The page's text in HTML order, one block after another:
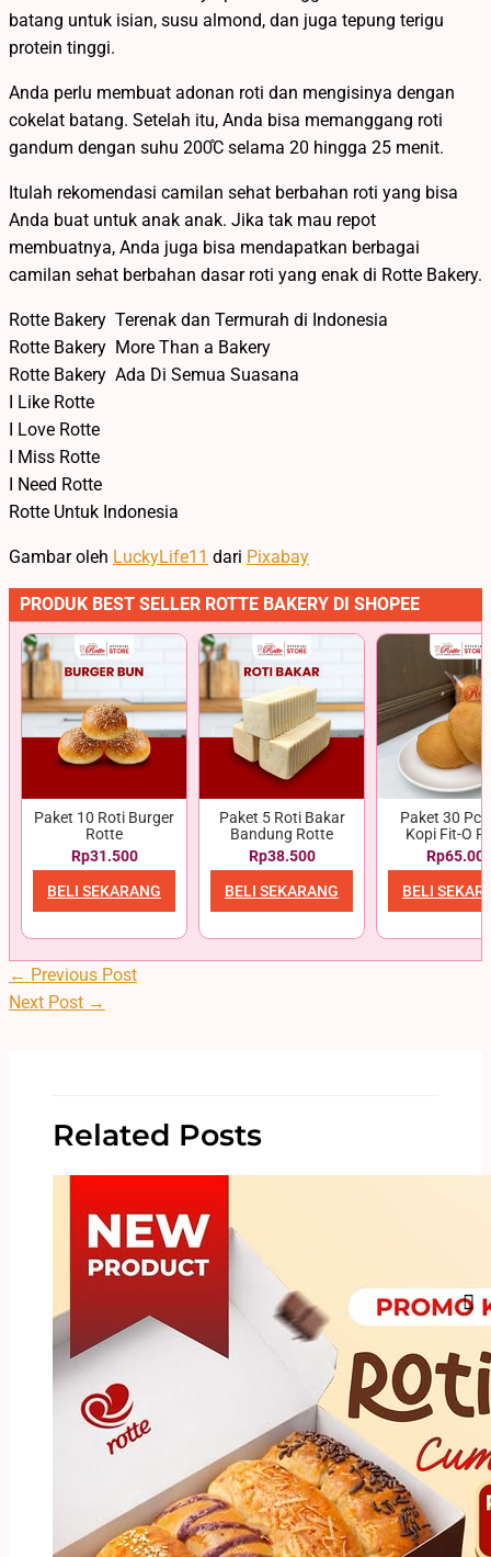
batang untuk isian, susu almond, dan juga tepung terigu
protein tinggi.
Anda perlu membuat adonan roti dan mengisinya dengan
cokelat batang. Setelah itu, Anda bisa memanggang roti
gandum dengan suhu 200̊C selama 20 hingga 25 menit.
Itulah rekomendasi camilan sehat berbahan roti yang bisa
Anda buat untuk anak anak. Jika tak mau repot
membuatnya, Anda juga bisa mendapatkan berbagai
camilan sehat berbahan dasar roti yang enak di Rotte Bakery.
Rotte Bakery ­ Terenak dan Termurah di Indonesia
Rotte Bakery ­ More Than a Bakery
Rotte Bakery ­ Ada Di Semua Suasana
I Like Rotte
I Love Rotte
I Miss Rotte
I Need Rotte
Rotte Untuk Indonesia
Gambar oleh LuckyLife11 dari Pixabay
PRODUK BEST SELLER ROTTE BAKERY DI SHOPEE
Paket 10 Roti Burger
Rotte
Rp31.500
BELI SEKARANG
Paket 5 Roti Bakar
Bandung Rotte
Rp38.500
BELI SEKARANG
Paket 30
Kopi Fit-O
BELI
← Previous Post
Next Post →
Related Posts